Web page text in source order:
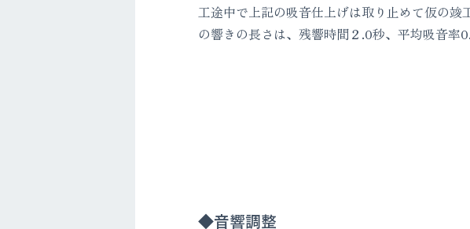
工途中で上記の吸音仕上げは取り止めて仮の竣
の響きの長さは、残響時間２.0秒、平均吸音率
◆音響調整